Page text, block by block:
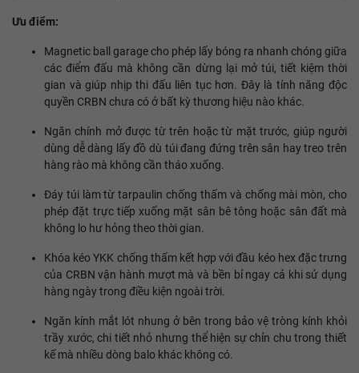
Ưu điểm:
Magnetic ball garage cho phép lấy bóng ra nhanh chóng giữa
các điểm đấu mà không cần dừng lại mở túi, tiết kiệm thời
gian và giúp nhịp thi đấu liên tục hơn. Đây là tính năng độc
quyền CRBN chưa có ở bất kỳ thương hiệu nào khác.
Ngăn chính mở được từ trên hoặc từ mặt trước, giúp người
dùng dễ dàng lấy đồ dù túi đang đứng trên sân hay treo trên
hàng rào mà không cần tháo xuống.
Đáy túi làm từ tarpaulin chống thấm và chống mài mòn, cho
phép đặt trực tiếp xuống mặt sân bê tông hoặc sân đất mà
không lo hư hỏng theo thời gian.
Khóa kéo YKK chống thấm kết hợp với đầu kéo hex đặc trưng
của CRBN vận hành mượt mà và bền bỉ ngay cả khi sử dụng
hàng ngày trong điều kiện ngoài trời.
Ngăn kính mắt lót nhung ở bên trong bảo vệ tròng kính khỏi
trầy xước, chi tiết nhỏ nhưng thể hiện sự chỉn chu trong thiết
kế mà nhiều dòng balo khác không có.